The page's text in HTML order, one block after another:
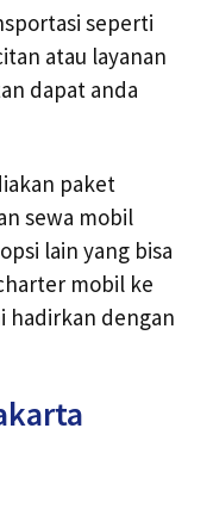
seperti
atau layanan
dapat anda
paket
sewa mobil
lain yang bisa
mobil ke
hadirkan dengan